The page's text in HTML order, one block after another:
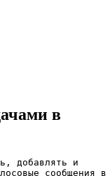
в
добавлять и
сообщения в